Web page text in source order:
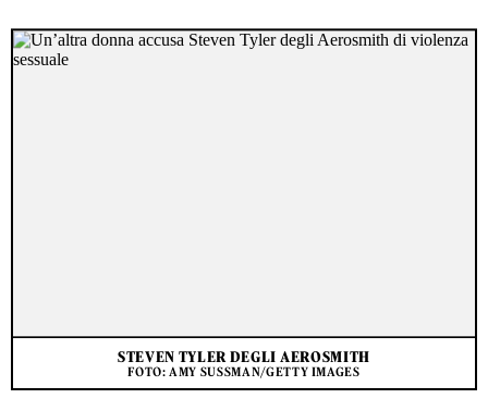
STEVEN TYLER DEGLI AEROSMITH
FOTO: AMY SUSSMAN/GETTY IMAGES